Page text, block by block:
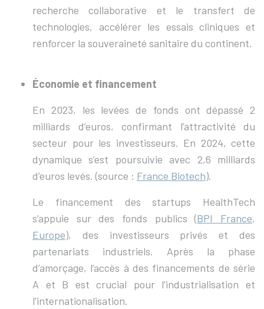
recherche collaborative et le transfert de
technologies, accélérer les essais cliniques et
renforcer la souveraineté sanitaire du continent.
Économie et financement
En 2023, les levées de fonds ont dépassé 2
milliards d’euros, confirmant l’attractivité du
secteur pour les investisseurs. En 2024, cette
dynamique s’est poursuivie avec 2,6 milliards
d’euros levés. (source : France Biotech).
Le financement des startups HealthTech
s’appuie sur des fonds publics (BPI France,
Europe), des investisseurs privés et des
partenariats industriels. Après la phase
d’amorçage, l’accès à des financements de série
A et B est crucial pour l’industrialisation et
l’internationalisation.